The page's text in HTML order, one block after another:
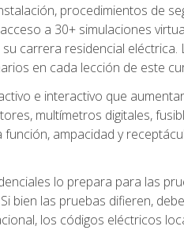
procedimientos de
a 30+ simulaciones
carrera residencial
en cada lección de este
e interactivo que
multímetros digitales,
función, ampacidad y
lo prepara para las
bien las pruebas difieren,
los códigos eléctricos